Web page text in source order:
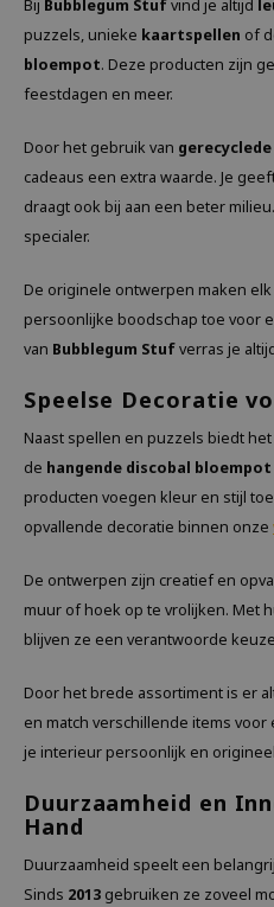
Bij Bubblegum Stufvind je altijd
puzzels, unieke kaartspellen of
bloempot. Deze producten zijn
feestdagen en meer.
Door het gebruik van
cadeaus een extra waarde. Je
draagt ook bij aan een beter
specialer.
De originele ontwerpen maken
persoonlijke boodschap toe voor
van Bubblegum Stufverras je
Speelse Decoratie
Naast spellen en puzzels biedt
de hangende discobal bloempot
producten voegen kleur en stijl
opvallende decoratie binnen onze
De ontwerpen zijn creatief en
muur of hoek op te vrolijken. Met
blijven ze een verantwoorde
Door het brede assortiment is er
en match verschillende items
je interieur persoonlijk en
Duurzaamheid en
Hand
Duurzaamheid speelt een
Sinds 2013 gebruiken ze zoveel